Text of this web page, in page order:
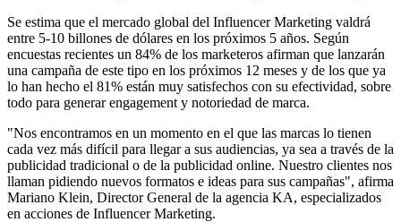
Se estima que el mercado global del Influencer Marketing valdrá
entre 5-10 billones de dólares en los próximos 5 años. Según
encuestas recientes un 84% de los marketeros afirman que lanzarán
una campaña de este tipo en los próximos 12 meses y de los que ya
lo han hecho el 81% están muy satisfechos con su efectividad, sobre
todo para generar engagement y notoriedad de marca.
"Nos encontramos en un momento en el que las marcas lo tienen
cada vez más difícil para llegar a sus audiencias, ya sea a través de la
publicidad tradicional o de la publicidad online. Nuestro clientes nos
llaman pidiendo nuevos formatos e ideas para sus campañas", afirma
Mariano Klein, Director General de la agencia KA, especializados
en acciones de Influencer Marketing.